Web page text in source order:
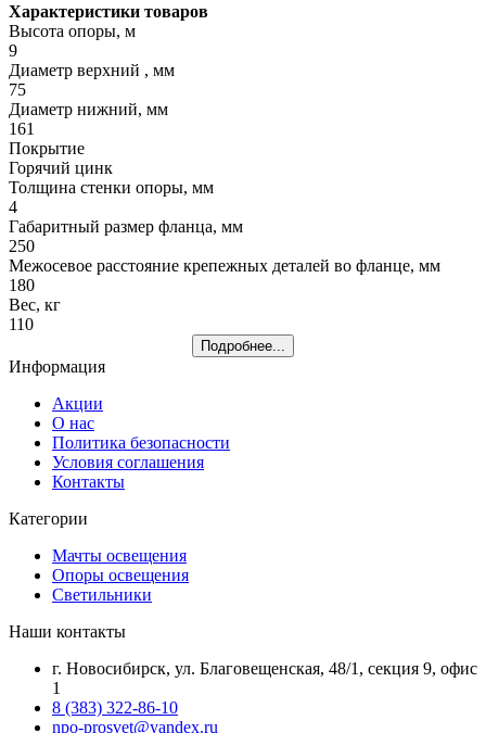
Характеристики товаров
Высота опоры, м
9
Диaмeтp верхний , мм
75
Диaмeтp нижний, мм
161
Покрытие
Горячий цинк
Толщина стенки опоры, мм
4
Габаритный размер фланца, мм
250
Межосевое расстояние крепежных деталей во фланце, мм
180
Вес, кг
110
Подробнее...
Информация
Акции
О нас
Политика безопасности
Условия соглашения
Контакты
Категории
Мачты освещения
Опоры освещения
Светильники
Наши контакты
г. Новосибирск, ул. Благовещенская, 48/1, секция 9, офис
1
8 (383) 322-86-10
npo-prosvet@yandex.ru